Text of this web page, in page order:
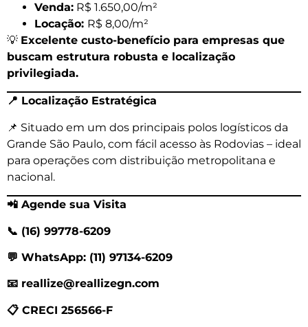
Venda: R$ 1.650,00/m²
Locação: R$ 8,00/m²
💡 Excelente custo-benefício para empresas que
buscam estrutura robusta e localização
privilegiada.
📍 Localização Estratégica
📌 Situado em um dos principais polos logísticos da
Grande São Paulo, com fácil acesso às Rodovias – ideal
para operações com distribuição metropolitana e
nacional.
📲 Agende sua Visita
📞 (16) 99778-6209
💬 WhatsApp: (11) 97134-6209
📧 reallize@reallizegn.com
📋 CRECI 256566-F